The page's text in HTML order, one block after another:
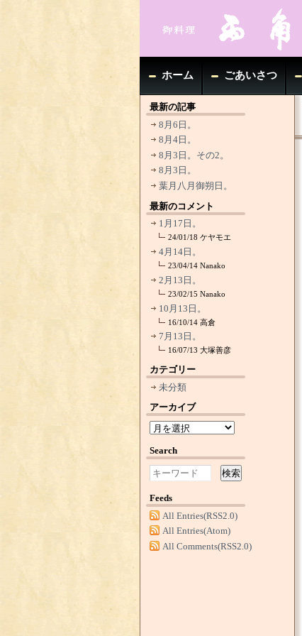
ホーム ごあいさつ
最新の記事
8月6日。
8月4日。
8月3日。その2。
8月3日。
葉月八月御朔日。
最新のコメント
1月17日。
24/01/18ケヤモエ
4月14日。
23/04/14Nanako
2月13日。
23/02/15Nanako
10月13日。
16/10/14高倉
7月13日。
16/07/13大塚善彦
カテゴリー
未分類
アーカイブ
Search
検索
Feeds
All Entries(RSS2.0)
All Entries(Atom)
All Comments(RSS2.0)